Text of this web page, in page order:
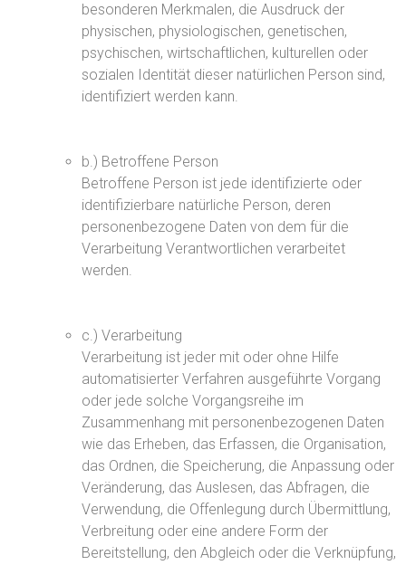
besonderen Merkmalen, die Ausdruck der
physischen, physiologischen, genetischen,
psychischen, wirtschaftlichen, kulturellen oder
sozialen Identität dieser natürlichen Person sind,
identifiziert werden kann.
b.) Betroffene Person
Betroffene Person ist jede identifizierte oder
identifizierbare natürliche Person, deren
personenbezogene Daten von dem für die
Verarbeitung Verantwortlichen verarbeitet
werden.
c.) Verarbeitung
Verarbeitung ist jeder mit oder ohne Hilfe
automatisierter Verfahren ausgeführte Vorgang
oder jede solche Vorgangsreihe im
Zusammenhang mit personenbezogenen Daten
wie das Erheben, das Erfassen, die Organisation,
das Ordnen, die Speicherung, die Anpassung oder
Veränderung, das Auslesen, das Abfragen, die
Verwendung, die Offenlegung durch Übermittlung,
Verbreitung oder eine andere Form der
Bereitstellung, den Abgleich oder die Verknüpfung,